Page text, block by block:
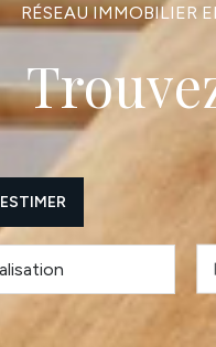
RÉSEAU IMMOBILIER
ESTIMER